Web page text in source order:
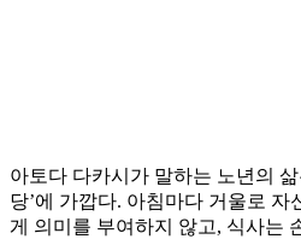
아토다 다카시가 말하는 노년의 삶
당’에 가깝다. 아침마다 거울로 자
게 의미를 부여하지 않고, 식사는